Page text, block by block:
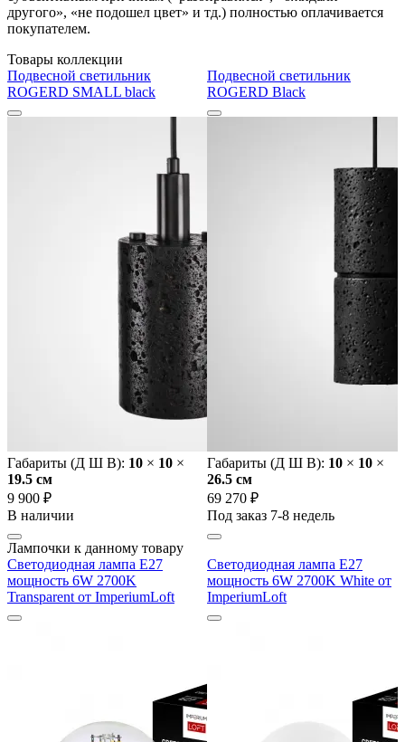
другого», «не подошел цвет» и тд.) полностью оплачивается
покупателем.
Товары коллекции
Подвесной светильник
ROGERD SMALL black
Габариты (Д Ш В): 10 × 10 ×
19.5 cм
9 900 ₽
В наличии
Подвесной светильник
ROGERD Black
Габариты (Д Ш В): 10 × 10 ×
26.5 cм
69 270 ₽
Под заказ 7-8 недель
Лампочки к данному товару
Светодиодная лампа E27
мощность 6W 2700K
Transparent от ImperiumLoft
Светодиодная лампа E27
мощность 6W 2700K White от
ImperiumLoft